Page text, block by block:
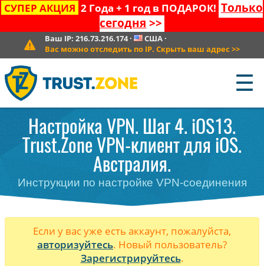
СУПЕР АКЦИЯ 2 Года + 1 год в ПОДАРОК! Только
сегодня >>
Ваш IP: 216.73.216.174· США·
Вас можно отследить по IP. Скрыть ваш адрес >>
☰
Настройка VPN. Шаг 4. iOS13.
Trust.Zone VPN-клиент для iOS.
Австралия.
Инструкции по настройке VPN-соединения
Если у вас уже есть аккаунт, пожалуйста,
авторизуйтесь. Новый пользователь?
Зарегистрируйтесь.